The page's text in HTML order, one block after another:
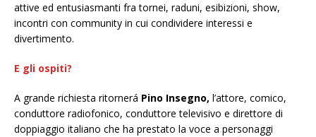
attive ed entusiasmanti fra tornei, raduni, esibizioni, show,
incontri con community in cui condividere interessi e
divertimento.
E gli ospiti?
A grande richiesta ritornerá Pino Insegno, l’attore, comico,
conduttore radiofonico, conduttore televisivo e direttore di
doppiaggio italiano che ha prestato la voce a personaggi